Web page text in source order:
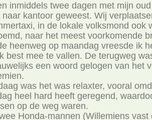
inmiddels twee dagen met mijn
naar kantoor geweest. Wij
in de lokale volksmond ook
naar het meest voorkomende
heenweg op maandag vreesde ik
best mee te vallen. De terugweg
een woord gelogen van het
was het was relaxter, vooral
heel hard heeft geregend,
op de weg waren.
Honda-mannen (Willemiens vast